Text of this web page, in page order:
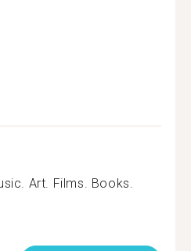
Art. Films. Books.